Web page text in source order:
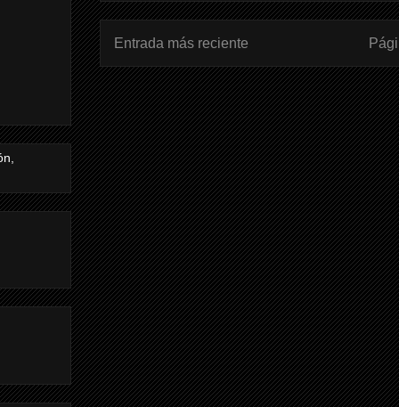
Entrada más reciente